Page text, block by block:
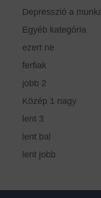
Depresszió a
Egyéb kategória
ezert ne
ferfiak
jobb 2
Közép 1 nagy
lent 3
lent bal
lent jobb